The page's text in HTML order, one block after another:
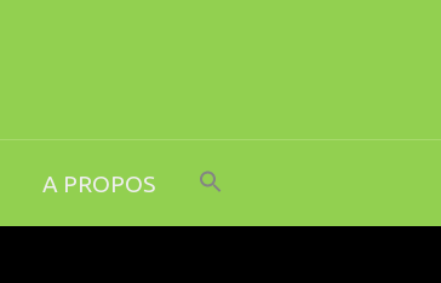
A PROPOS